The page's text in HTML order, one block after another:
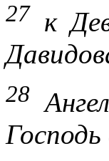
27 к
28